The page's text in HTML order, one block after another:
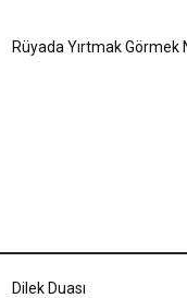
Rüyada Yırtmak Görmek
Dilek Duası